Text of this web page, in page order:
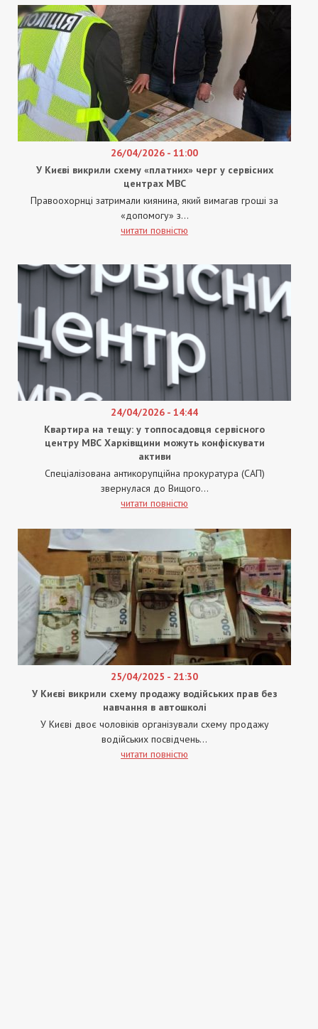
26/04/2026 - 11:00
У Києві викрили схему «платних» черг у сервісних
центрах МВС
Правоохорнці затримали киянина, який вимагав гроші за
«допомогу» з...
читати повністю
24/04/2026 - 14:44
Квартира на тещу: у топпосадовця сервісного
центру МВС Харківщини можуть конфіскувати
активи
Спеціалізована антикорупційна прокуратура (САП)
звернулася до Вищого...
читати повністю
25/04/2025 - 21:30
У Києві викрили схему продажу водійських прав без
навчання в автошколі
У Києві двоє чоловіків організували схему продажу
водійських посвідчень...
читати повністю